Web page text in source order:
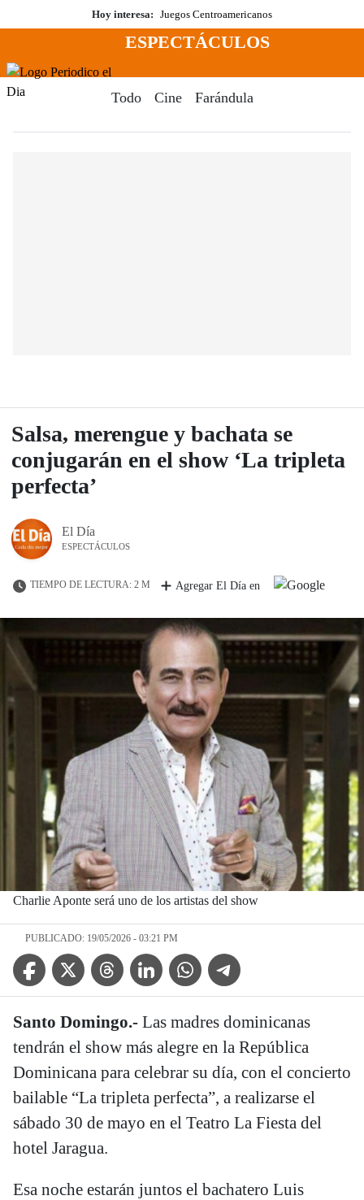
al
Hoy interesa: Juegos Centroamericanos
Menú
ESPECTÁCULOS
Todo Cine Farándula
Salsa, merengue y bachata se
conjugarán en el show ‘La tripleta
perfecta’
El Día
ESPECTÁCULOS
TIEMPO DE LECTURA: 2 M Agregar El Día en
Charlie Aponte será uno de los artistas del show
PUBLICADO: 19/05/2026 - 03:21 PM
Facebook IconTwitter IconThreads IconLinkedin IconWhatsApp IconTelegram Icon
Santo Domingo.- Las madres dominicanas
tendrán el show más alegre en la República
Dominicana para celebrar su día, con el concierto
bailable “La tripleta perfecta”, a realizarse el
sábado 30 de mayo en el Teatro La Fiesta del
hotel Jaragua.
Esa noche estarán juntos el bachatero Luis